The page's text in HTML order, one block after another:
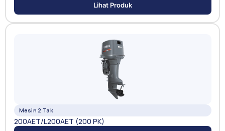
Lihat Produk
Mesin 2 Tak
200AET/L200AET (200 PK)